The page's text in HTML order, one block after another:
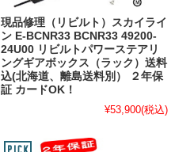
現品修理（リビルト）スカイライ
ン E-BCNR33 BCNR33 49200-
24U00 リビルトパワーステアリ
ングギアボックス（ラック）送料
込(北海道、離島送料別） ２年保
証 カードOK！
¥53,900(税込)